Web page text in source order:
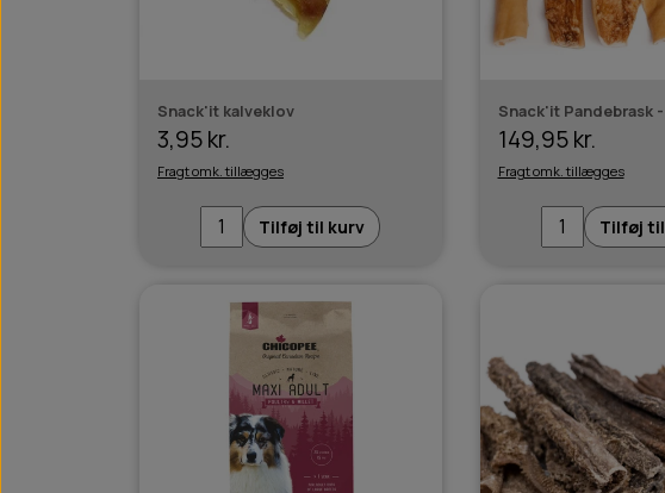
Snack'it kalveklov
3,95 kr.
Fragt omk. tillægges
Tilføj til kurv
Snack'it Pandebrask -
149,95 kr.
Fragt omk. tillægges
Tilføj